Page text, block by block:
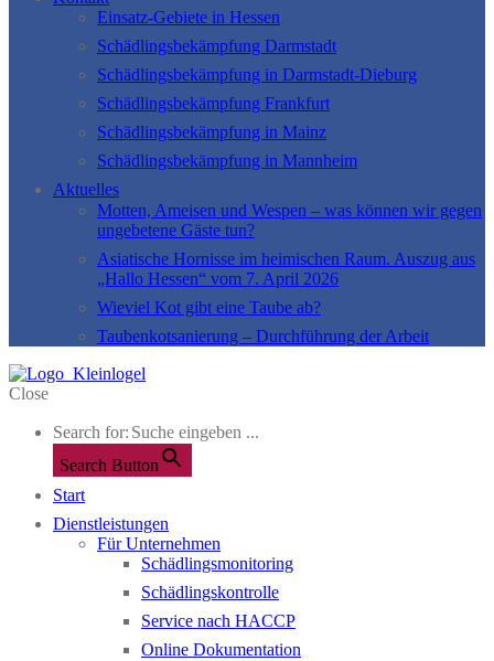
Einsatz-Gebiete in Hessen
Schädlingsbekämpfung Darmstadt
Schädlingsbekämpfung in Darmstadt-Dieburg
Schädlingsbekämpfung Frankfurt
Schädlingsbekämpfung in Mainz
Schädlingsbekämpfung in Mannheim
Aktuelles
Motten, Ameisen und Wespen – was können wir gegen
ungebetene Gäste tun?
Asiatische Hornisse im heimischen Raum. Auszug aus
„Hallo Hessen“ vom 7. April 2026
Wieviel Kot gibt eine Taube ab?
Taubenkotsanierung – Durchführung der Arbeit
Close
Search for:
Search Button
Start
Dienstleistungen
Für Unternehmen
Schädlingsmonitoring
Schädlingskontrolle
Service nach HACCP
Online Dokumentation